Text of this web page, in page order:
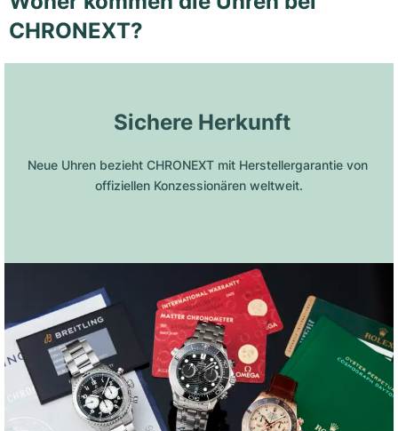
CHRONEXT?
Sichere Herkunft
Neue Uhren bezieht CHRONEXT mit Herstellergarantie von
offiziellen Konzessionären weltweit.